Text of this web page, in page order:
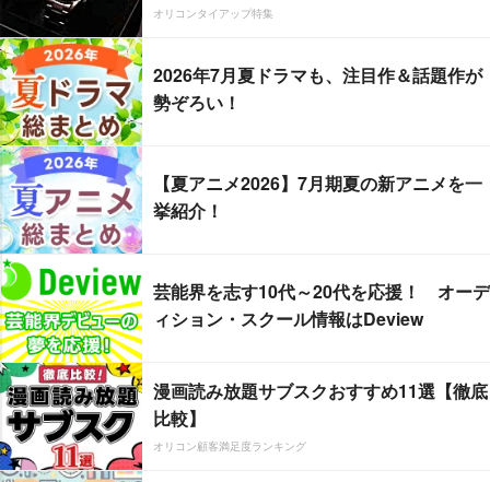
オリコンタイアップ特集
2026年7月夏ドラマも、注目作＆話題作が
勢ぞろい！
【夏アニメ2026】7月期夏の新アニメを一
挙紹介！
芸能界を志す10代～20代を応援！ オーデ
ィション・スクール情報はDeview
漫画読み放題サブスクおすすめ11選【徹底
比較】
オリコン顧客満足度ランキング